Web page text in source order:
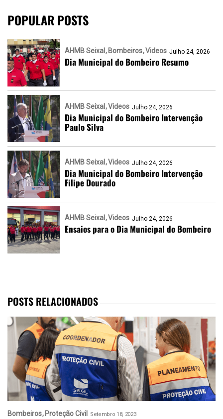
POPULAR POSTS
AHMB Seixal Bombeiros Videos Julho 24, 2026
Dia Municipal do Bombeiro Resumo
AHMB Seixal Videos Julho 24, 2026
Dia Municipal do Bombeiro Intervenção
Paulo Silva
AHMB Seixal Videos Julho 24, 2026
Dia Municipal do Bombeiro Intervenção
Filipe Dourado
AHMB Seixal Videos Julho 24, 2026
Ensaios para o Dia Municipal do Bombeiro
POSTS RELACIONADOS
Bombeiros Proteção Civil Setembro 18, 2023